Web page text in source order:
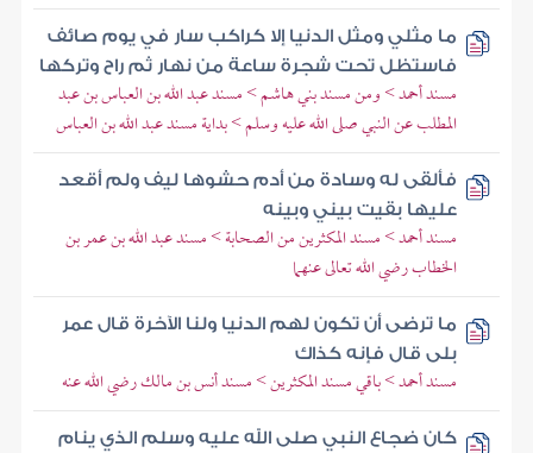
ما مثلي ومثل الدنيا إلا كراكب سار في يوم صائف
فاستظل تحت شجرة ساعة من نهار ثم راح وتركها
مسند أحمد > ومن مسند بني هاشم > مسند عبد الله بن العباس بن عبد
المطلب عن النبي صلى الله عليه وسلم > بداية مسند عبد الله بن العباس
فألقى له وسادة من أدم حشوها ليف ولم أقعد
عليها بقيت بيني وبينه
مسند أحمد > مسند المكثرين من الصحابة > مسند عبد الله بن عمر بن
الخطاب رضي الله تعالى عنهما
ما ترضى أن تكون لهم الدنيا ولنا الآخرة قال عمر
بلى قال فإنه كذاك
مسند أحمد > باقي مسند المكثرين > مسند أنس بن مالك رضي الله عنه
كان ضجاع النبي صلى الله عليه وسلم الذي ينام